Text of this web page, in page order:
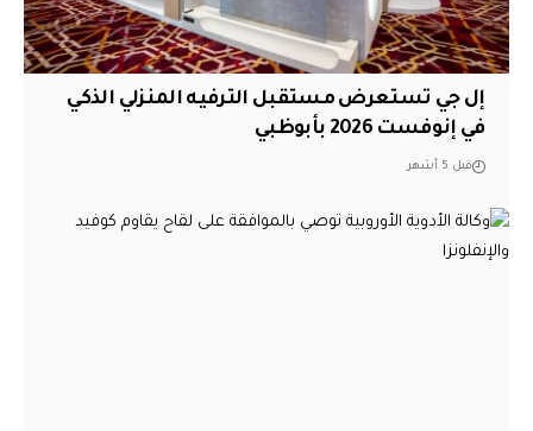
إل جي تستعرض مستقبل الترفيه المنزلي الذكي
في إنوفست 2026 بأبوظبي
قبل 5 أشهر